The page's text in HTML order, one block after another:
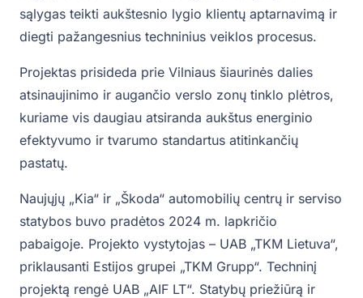
sąlygas teikti aukštesnio lygio klientų aptarnavimą ir
diegti pažangesnius techninius veiklos procesus.
Projektas prisideda prie Vilniaus šiaurinės dalies
atsinaujinimo ir augančio verslo zonų tinklo plėtros,
kuriame vis daugiau atsiranda aukštus energinio
efektyvumo ir tvarumo standartus atitinkančių
pastatų.
Naujųjų „Kia“ ir „Škoda“ automobilių centrų ir serviso
statybos buvo pradėtos 2024 m. lapkričio
pabaigoje. Projekto vystytojas – UAB „TKM Lietuva“,
priklausanti Estijos grupei „TKM Grupp“. Techninį
projektą rengė UAB „AIF LT“. Statybų priežiūrą ir